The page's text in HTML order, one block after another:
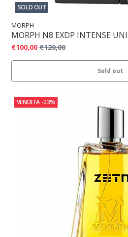
SOLD OUT
MORPH
MORPH N8 EXDP INTENSE
€100,00 €120,00
Sold out
VENDITA -23%